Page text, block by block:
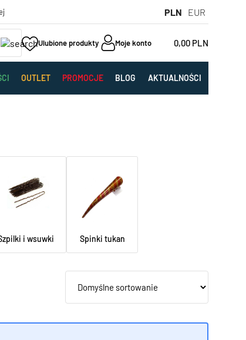
PLN EUR
Ulubione produkty Moje konto 0,00 PLN
OUTLET PROMOCJE BLOG AKTUALNOŚCI
i wsuwki Spinki tukan